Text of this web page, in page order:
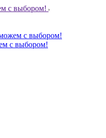
с выбором!
с выбором!
с выбором!